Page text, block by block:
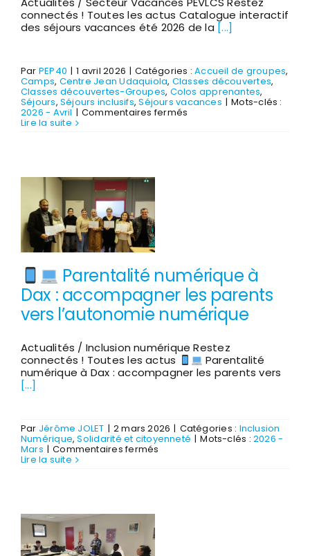
connectés ! Toutes les actus Catalogue interactif
des séjours vacances été 2026 de la [...]
Par PEP40 | 1 avril 2026 | Catégories :Accueil de groupes,
Camps, Centre Jean Udaquiola, Classes découvertes,
Classes découvertes-Groupes, Colos apprenantes,
Séjours,Séjours inclusifs,Séjours vacances | Mots-clés :
2026 - Avril | Commentaires fermés
Lire la suite
Parentalité numérique à
Dax : accompagner les parents
vers l’autonomie numérique
Actualités / Inclusion numérique Restez
connectés ! Toutes les actus
Parentalité
numérique à Dax : accompagner les parents vers
[...]
Par Jérôme JOLET | 2 mars 2026 | Catégories : Inclusion
Numérique,Solidarité et citoyenneté | Mots-clés :2026 -
Mars | Commentaires fermés
Lire la suite